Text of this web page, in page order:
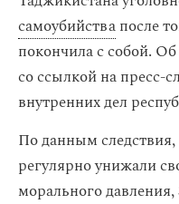
самоубийствапосле
покончила с собой.
со ссылкой на пресс-
внутренних дел
По данным
регулярно унижали
морального